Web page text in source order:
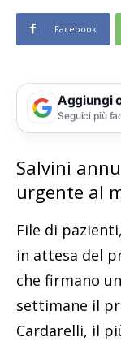
Facebook
Aggiungi
Seguici più
Salvini
urgente al
File di
in attesa del
che firmano
settimane il
Cardarelli, il